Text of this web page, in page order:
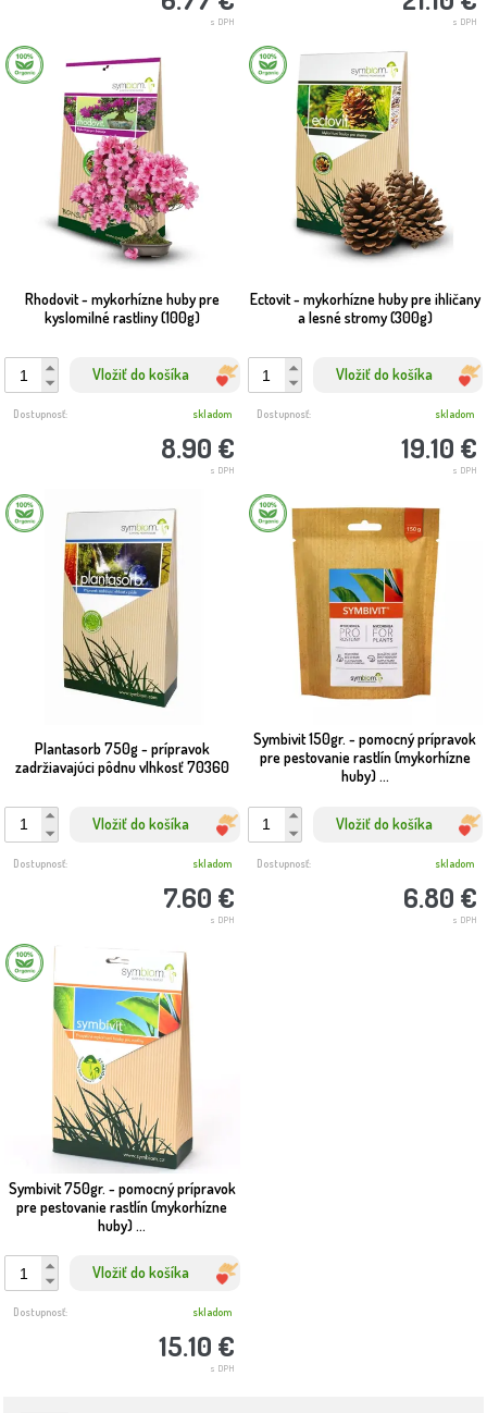
s DPH s DPH
Rhodovit - mykorhízne huby pre
kyslomilné rastliny (100g)
Vložiť do košíka
8.90 €
s DPH
Dostupnosť: skladom
Ectovit - mykorhízne huby pre ihličany
a lesné stromy (300g)
Vložiť do košíka
19.10 €
s DPH
Dostupnosť: skladom
Plantasorb 750g - prípravok
zadržiavajúci pôdnu vlhkosť 70360
Vložiť do košíka
7.60 €
s DPH
Dostupnosť: skladom
Symbivit 150gr. - pomocný prípravok
pre pestovanie rastlín (mykorhízne
huby) ...
Vložiť do košíka
6.80 €
s DPH
Dostupnosť: skladom
Symbivit 750gr. - pomocný prípravok
pre pestovanie rastlín (mykorhízne
huby) ...
Vložiť do košíka
15.10 €
s DPH
Dostupnosť: skladom